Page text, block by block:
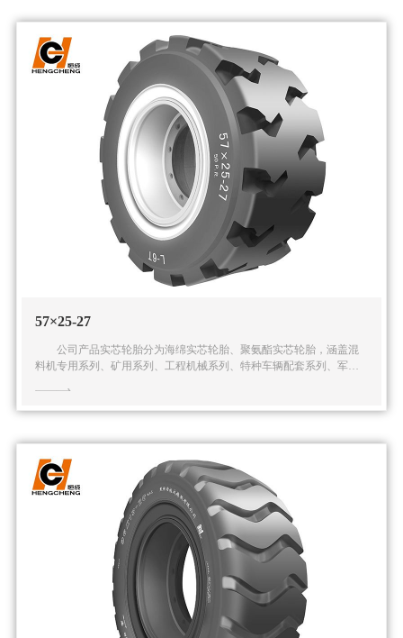
57×25-27
公司产品实芯轮胎分为海绵实芯轮胎、聚氨酯实芯轮胎，涵盖混
料机专用系列、矿用系列、工程机械系列、特种车辆配套系列、军用